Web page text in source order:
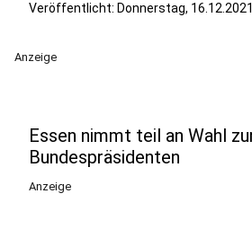
Veröffentlicht: Donnerstag,
Anzeige
Essen nimmt teil an Wahl
Bundespräsidenten
Anzeige